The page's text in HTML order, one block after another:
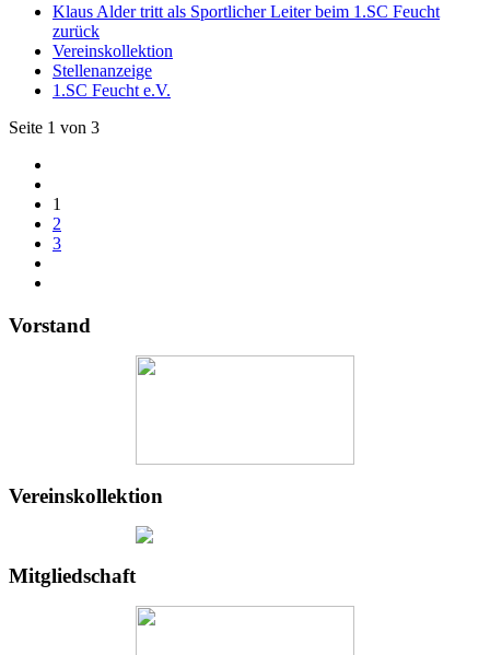
Klaus Alder tritt als Sportlicher Leiter beim 1.SC Feucht
zurück
Vereinskollektion
Stellenanzeige
1.SC Feucht e.V.
Seite 1 von 3
1
2
3
Vorstand
Vereinskollektion
Mitgliedschaft